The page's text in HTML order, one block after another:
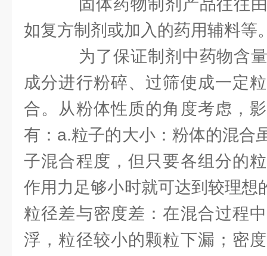
固体药物制剂产品往往
如复方制剂或加入的药用辅料等
为了保证制剂中药物含
成分进行粉碎、过筛使成一定
合。从粉体性质的角度考虑，
有：a.粒子的大小：粉体的混合
子混合程度，但只要各组分的
作用力足够小时就可达到较理想
粒径差与密度差：在混合过程
浮，粒径较小的颗粒下漏；密